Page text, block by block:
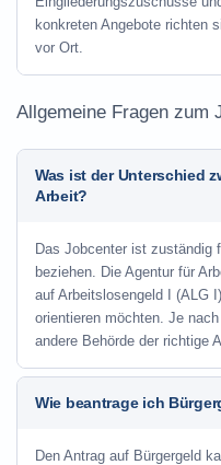
konkreten Angebote richten
vor Ort.
Allgemeine Fragen zum
Was ist der Unterschied
Arbeit?
Das Jobcenter ist zuständig
beziehen. Die Agentur für
auf Arbeitslosengeld I (ALG
orientieren möchten. Je
andere Behörde der richtige
Wie beantrage ich
Den Antrag auf Bürgergeld